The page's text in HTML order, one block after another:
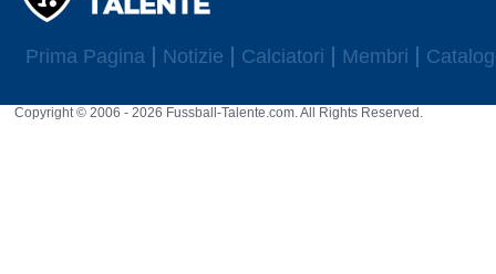
Prima Pagina Notizie Calciatori Membri
Copyright © 2006 - 2026 Fussball-Talente.com. All Rights Reserved.